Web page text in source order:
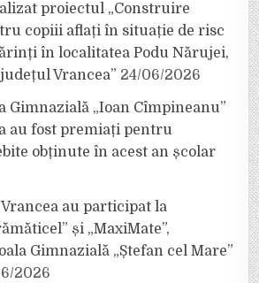
proiectul „Construire
copiii aflați în situație de risc
în localitatea Podu Nărujei,
Vrancea” 24/06/2026
Gimnazială „Ioan Cîmpineanu”
au fost premiați pentru
obținute în acest an școlar
au participat la
și „MaxiMate”,
Gimnazială „Ștefan cel Mare”
2026